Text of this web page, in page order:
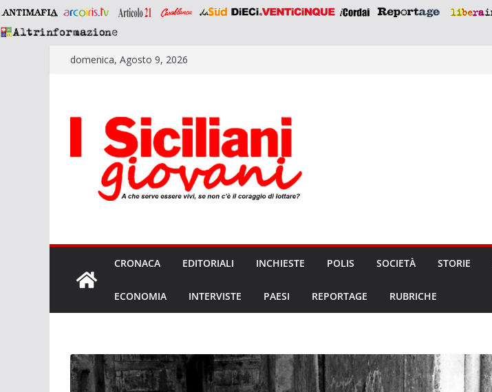
Saltadomenica, Agosto 9, 2026
CRONACA EDITORIALI INCHIESTE POLIS SOCIETÀ STORIE
ECONOMIA INTERVISTE PAESI REPORTAGE RUBRICHE